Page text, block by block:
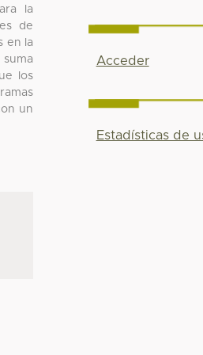
la
de
en la
los
un
Acceder
Estadísticas de